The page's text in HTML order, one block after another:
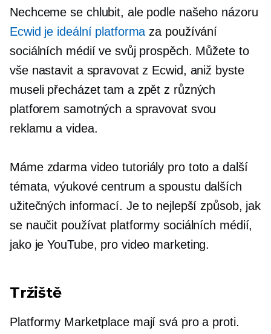
Nechceme se chlubit, ale podle našeho názoru
Ecwid je ideální platforma za používání
sociálních médií ve svůj prospěch. Můžete to
vše nastavit a spravovat z Ecwid, aniž byste
museli přecházet tam a zpět z různých
platforem samotných a spravovat svou
reklamu a videa.
Máme zdarma video tutoriály pro toto a další
témata, výukové centrum a spoustu dalších
užitečných informací. Je to nejlepší způsob, jak
se naučit používat platformy sociálních médií,
jako je YouTube, pro video marketing.
Tržiště
Platformy Marketplace mají svá pro a proti.